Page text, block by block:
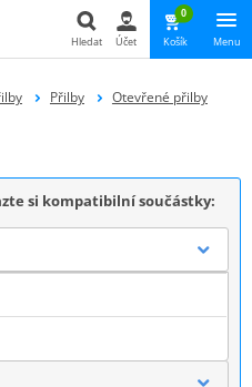
Hledat
Hledat Účet
0
Košík Menu
Přilby
Otevřené přilby
si kompatibilní součástky: